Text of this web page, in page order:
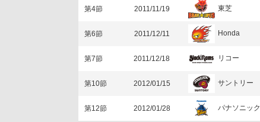
第4節 2011/11/19 東芝
第6節 2011/12/11 Honda
第7節 2011/12/18 リコー
第10節 2012/01/15 サントリー
第12節 2012/01/28 パナソニック